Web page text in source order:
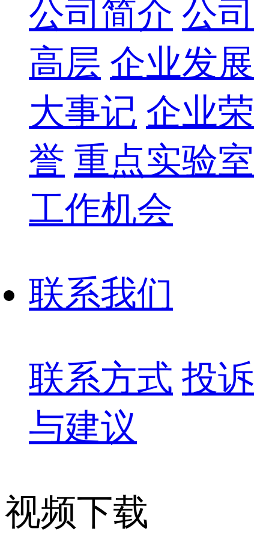
公司简介 公司
高层 企业发展
大事记 企业荣
誉 重点实验室
工作机会
联系我们
联系方式 投诉
与建议
视频下载